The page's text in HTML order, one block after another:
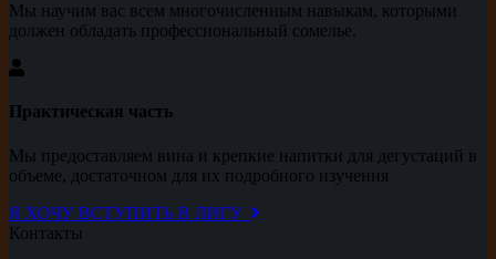
Мы научим вас всем многочисленным навыкам, которыми
должен обладать профессиональный сомелье.
Практическая часть
Мы предоставляем вина и крепкие напитки для дегустаций в
объеме, достаточном для их подробного изучения
Я ХОЧУ ВСТУПИТЬ В ЛИГУ
Контакты